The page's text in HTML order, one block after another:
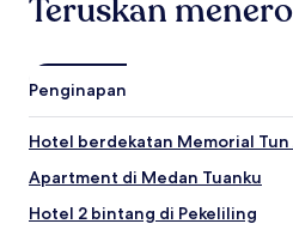
Teruskan
Penginapan
Hotel berdekatan Memorial Tun
Apartment di Medan Tuanku
Hotel 2 bintang di Pekeliling